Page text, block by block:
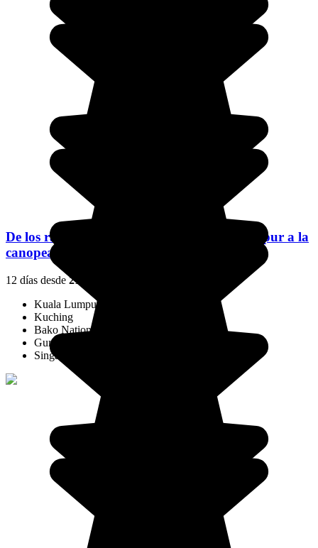
De los rascacielos de Kuala Lumpur y Singapur a la
canopea de Borneo
12 días desde2100 €
Kuala Lumpur
Kuching
Bako National Park
Gunung Mulu National Park
Singapur